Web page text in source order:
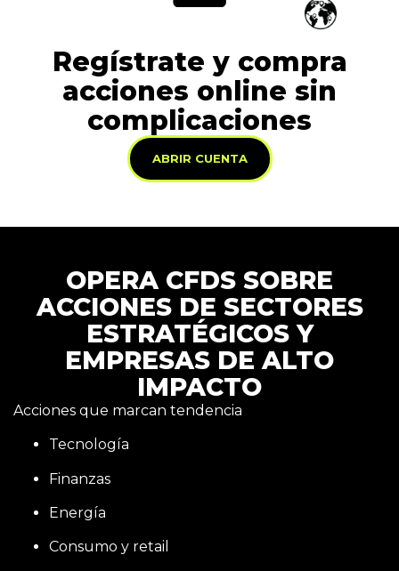
Regístrate y compra
acciones online sin
complicaciones
ABRIR CUENTA
OPERA CFDS SOBRE
ACCIONES DE SECTORES
ESTRATÉGICOS Y
EMPRESAS DE ALTO
IMPACTO
Acciones que marcan tendencia
Tecnología
Finanzas
Energía
Consumo y retail